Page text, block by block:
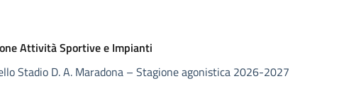
Attività Sportive e Impianti
Stadio D. A. Maradona – Stagione agonistica 2026-2027